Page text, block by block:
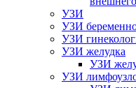
УЗИ
УЗИ
УЗИ
УЗИ желудка
УЗИ
УЗИ